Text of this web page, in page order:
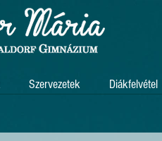
Szervezetek Diákfelvétel